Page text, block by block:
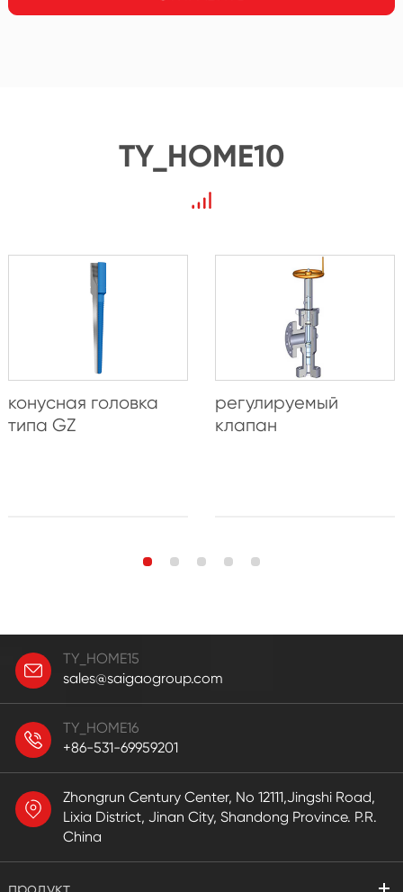
TY_HOME10
конусная головка
типа GZ
регулируемый
клапан
TY_HOME15
sales@saigaogroup.com
TY_HOME16
+86-531-69959201
Zhongrun Century Center, No 12111,Jingshi Road,
Lixia District, Jinan City, Shandong Province. P.R.
China